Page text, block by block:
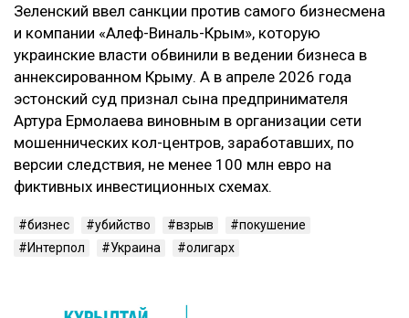
Зеленский ввел санкции против самого бизнесмена
и компании «Алеф-Виналь-Крым», которую
украинские власти обвинили в ведении бизнеса в
аннексированном Крыму. А в апреле 2026 года
эстонский суд признал сына предпринимателя
Артура Ермолаева виновным в организации сети
мошеннических кол-центров, заработавших, по
версии следствия, не менее 100 млн евро на
фиктивных инвестиционных схемах.
бизнес убийство взрыв
покушение
Интерпол
Украина олигарх